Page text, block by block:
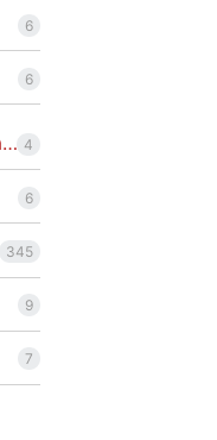
6
6
4
6
345
9
7